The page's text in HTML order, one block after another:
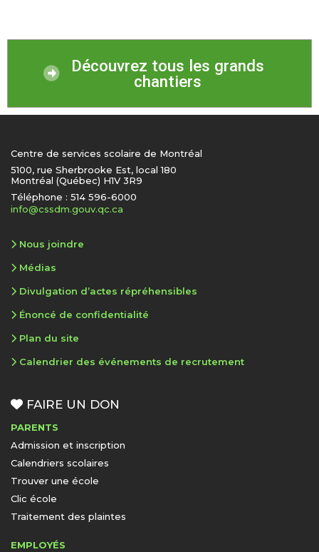
Découvrez tous les grands
chantiers
Centre de services scolaire de Montréal
5100, rue Sherbrooke Est, local 180
Montréal (Québec) H1V 3R9
Téléphone : 514 596-6000
info@cssdm.gouv.qc.ca
Nous joindre
Médias
Divulgation d’actes répréhensibles
Énoncé de confidentialité
Plan du site
Calendrier des événements de recrutement
FAIRE UN DON
PARENTS
Admission et inscription
Calendriers scolaires
Trouver une école
Clic école
Traitement des plaintes
EMPLOYÉS